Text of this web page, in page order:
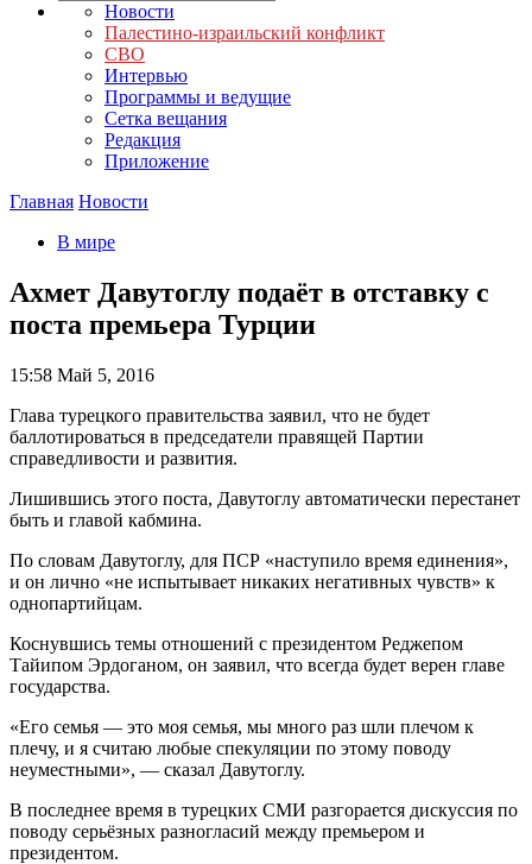
Новости
Палестино-израильский конфликт
СВО
Интервью
Программы и ведущие
Сетка вещания
Редакция
Приложение
Главная Новости
В мире
Ахмет Давутоглу подаёт в отставку с
поста премьера Турции
15:58 Май 5, 2016
Глава турецкого правительства заявил, что не будет
баллотироваться в председатели правящей Партии
справедливости и развития.
Лишившись этого поста, Давутоглу автоматически перестанет
быть и главой кабмина.
По словам Давутоглу, для ПСР «наступило время единения»,
и он лично «не испытывает никаких негативных чувств» к
однопартийцам.
Коснувшись темы отношений с президентом Реджепом
Тайипом Эрдоганом, он заявил, что всегда будет верен главе
государства.
«Его семья — это моя семья, мы много раз шли плечом к
плечу, и я считаю любые спекуляции по этому поводу
неуместными», — сказал Давутоглу.
В последнее время в турецких СМИ разгорается дискуссия по
поводу серьёзных разногласий между премьером и
президентом.